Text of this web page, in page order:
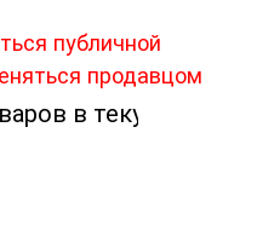
публичной
продавцом